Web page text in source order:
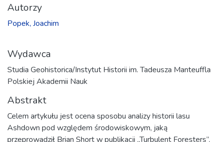
Autorzy
Popek, Joachim
Wydawca
Studia Geohistorica/Instytut Historii im. Tadeusza Manteuffla
Polskiej Akademii Nauk
Abstrakt
Celem artykułu jest ocena sposobu analizy historii lasu
Ashdown pod względem środowiskowym, jaką
przeprowadził Brian Short w publikacji „Turbulent Foresters”.